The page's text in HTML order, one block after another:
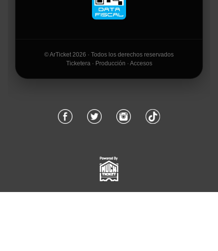
© ArTicket 2026 · Todos los derechos reservados
Ticketera · Producción · Accesos